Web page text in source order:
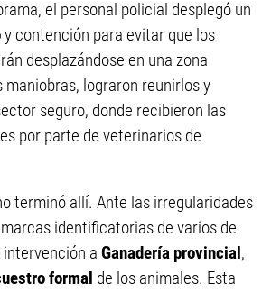
el personal policial desplegó un
y contención para evitar que los
desplazándose en una zona
lograron reunirlos y
seguro, donde recibieron las
por parte de veterinarios de
terminó allí. Ante las irregularidades
identificatorias de varios de
intervención a Ganadería provincial,
formal de los animales. Esta